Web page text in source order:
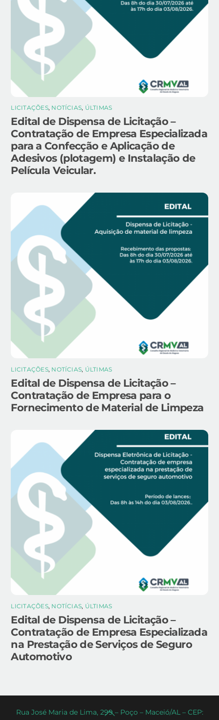
LICITAÇÕES, NOTÍCIAS, ÚLTIMAS
Edital de Dispensa de Licitação –
Contratação de Empresa Especializada
para a Confecção e Aplicação de
Adesivos (plotagem) e Instalação de
Película Veicular.
LICITAÇÕES, NOTÍCIAS, ÚLTIMAS
Edital de Dispensa de Licitação –
Contratação de Empresa para o
Fornecimento de Material de Limpeza
LICITAÇÕES, NOTÍCIAS, ÚLTIMAS
Edital de Dispensa de Licitação –
Contratação de Empresa Especializada
na Prestação de Serviços de Seguro
Automotivo
Back
Rua José Maria de Lima, 299 – Poço – Maceió/AL – CEP: